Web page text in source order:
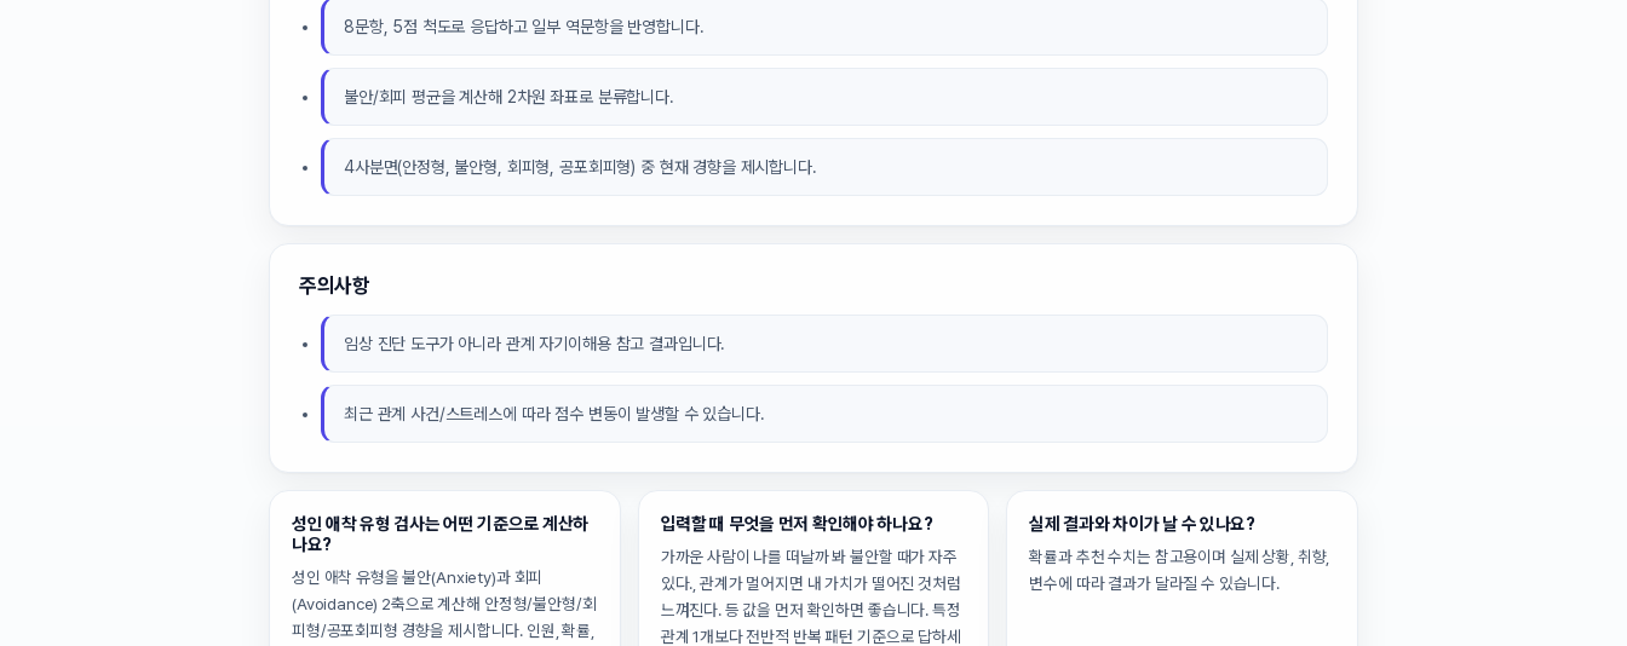
8문항, 5점 척도로 응답하고 일부 역문항을 반영합니다.
불안/회피 평균을 계산해 2차원 좌표로 분류합니다.
4사분면(안정형, 불안형, 회피형, 공포회피형) 중 현재 경향을 제시합니다.
주의사항
임상 진단 도구가 아니라 관계 자기이해용 참고 결과입니다.
최근 관계 사건/스트레스에 따라 점수 변동이 발생할 수 있습니다.
성인 애착 유형 검사는 어떤 기준으로 계산하
나요?
성인 애착 유형을 불안(Anxiety)과 회피
(Avoidance) 2축으로 계산해 안정형/불안형/회
피형/공포회피형 경향을 제시합니다. 인원, 확률,
입력할 때 무엇을 먼저 확인해야 하나요?
가까운 사람이 나를 떠날까 봐 불안할 때가 자주
있다., 관계가 멀어지면 내 가치가 떨어진 것처럼
느껴진다. 등 값을 먼저 확인하면 좋습니다. 특정
관계 1개보다 전반적 반복 패턴 기준으로 답하세
실제 결과와 차이가 날 수 있나요?
확률과 추천 수치는 참고용이며 실제 상황, 취향,
변수에 따라 결과가 달라질 수 있습니다.